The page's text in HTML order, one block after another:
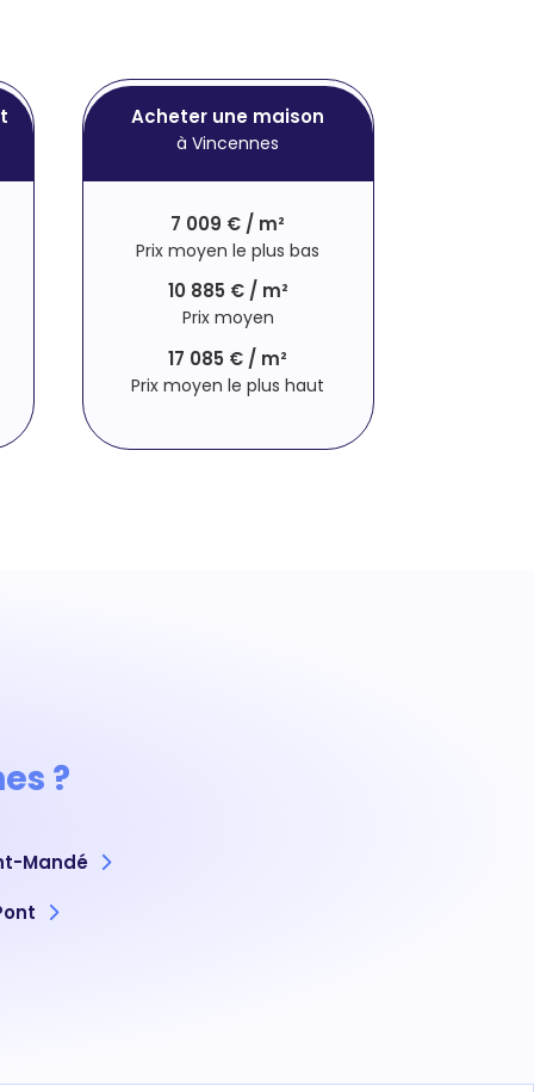
Acheter une maison
à Vincennes
7 009 € / m²
Prix moyen le plus bas
10 885 € / m²
Prix moyen
17 085 € / m²
Prix moyen le plus haut
?
Mandé